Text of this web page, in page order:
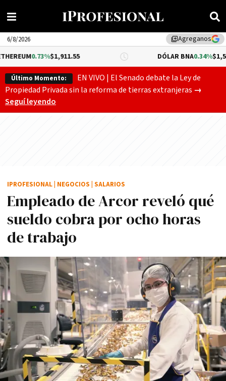
library_addAgreganos
6/8/2026
$1,911.55 DÓLAR BNA 0.34%$1,520.00
Último Momento:
EN VIVO | El Senado debate la Ley de
Propiedad Privada sin la reforma de tierras extranjeras →
Seguí leyendo
Empleado de Arcor reveló qué
sueldo cobra por ocho horas
de trabajo
IPROFESIONAL NEGOCIOS SALARIOS